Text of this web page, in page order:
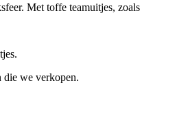
Met toffe teamuitjes, zoals
we verkopen.